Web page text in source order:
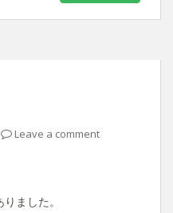
Leave a comment
ました。